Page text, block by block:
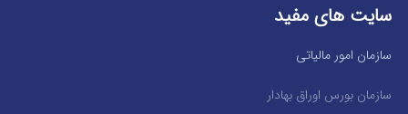
سایت های مفید
سازمان امور مالیاتی
سازمان بورس اوراق بهادار